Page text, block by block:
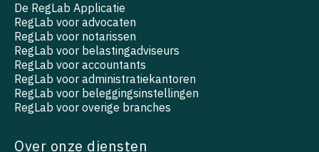
De RegLab Applicatie
RegLab voor advocaten
RegLab voor notarissen
RegLab voor belastingadviseurs
RegLab voor accountants
RegLab voor administratiekantoren
RegLab voor beleggingsinstellingen
RegLab voor overige branches
Over onze diensten